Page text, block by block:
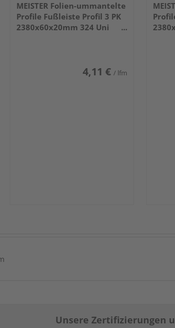
MEISTER Folien-ummantelte
Profile Fußleiste Profil 3 PK
2380x60x20mm 324 Uni
4,11 € / lfm
Unsere Zertifizierungen